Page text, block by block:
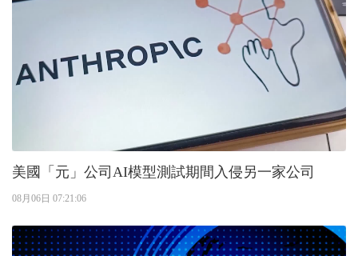
美國「元」公司AI模型測試期間入侵另一家公司
08月06日 07:21:06